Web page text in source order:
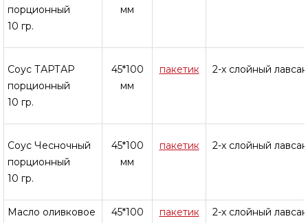
порционный
10 гр.
мм
Соус ТАРТАР
порционный
10 гр.
45*100
мм
пакетик 2-х слойный лавсан
Соус Чесночный
порционный
10 гр.
45*100
мм
пакетик 2-х слойный лавсан
Масло оливковое
45*100
пакетик 2-х слойный лавсан